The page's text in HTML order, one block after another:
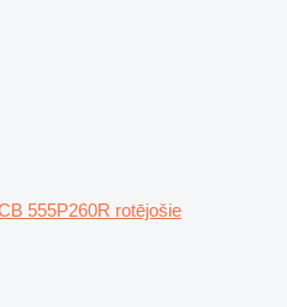
555P260R rotējošie